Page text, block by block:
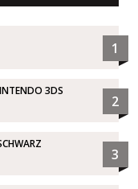
1
3DS
2
3